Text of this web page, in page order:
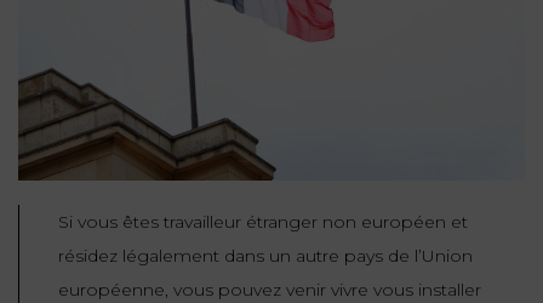
IMMOBILIER
CONTRATS &
CONSOMMATION
ADMINISTRATIF
RESPONSABILITÉ
& ASSURANCE
IMMOBILIER
START-
UPS
DONNÉES
PERSONNELLES
NOUS
Prendre
RDV
72
24
Si vous êtes travailleur étranger non européen et
résidez légalement dans un autre pays de l’Union
européenne, vous pouvez venir vivre vous installer